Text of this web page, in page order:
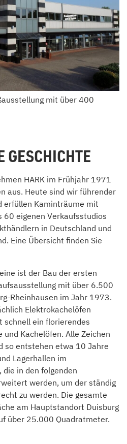
mit über 400
GESCHICHTE
HARK im Frühjahr 1971
aus. Heute sind wir führender
erfüllen Kaminträume mit
eigenen Verkaufsstudios
in Deutschland und
Eine Übersicht finden Sie
ist der Bau der ersten
mit über 6.500
Rheinhausen im Jahr 1973.
Elektrokachelöfen
ein florierendes
und Kachelöfen. Alle Zeichen
so entstehen etwa 10 Jahre
Lagerhallen im
die in den folgenden
werden, um der ständig
zu werden. Die gesamte
am Hauptstandort Duisburg
über 25.000 Quadratmeter.